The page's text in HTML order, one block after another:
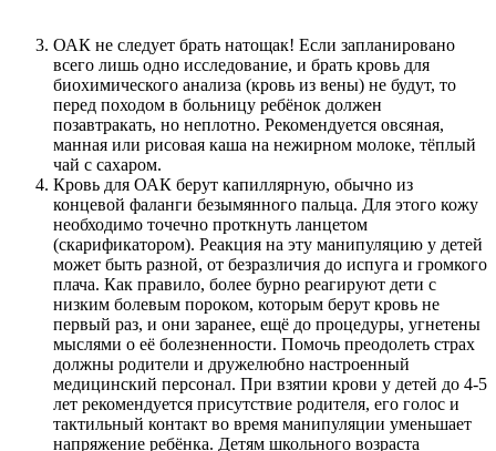
ОАК не следует брать натощак! Если запланировано
всего лишь одно исследование, и брать кровь для
биохимического анализа (кровь из вены) не будут, то
перед походом в больницу ребёнок должен
позавтракать, но неплотно. Рекомендуется овсяная,
манная или рисовая каша на нежирном молоке, тёплый
чай с сахаром.
Кровь для ОАК берут капиллярную, обычно из
концевой фаланги безымянного пальца. Для этого кожу
необходимо точечно проткнуть ланцетом
(скарификатором). Реакция на эту манипуляцию у детей
может быть разной, от безразличия до испуга и громкого
плача. Как правило, более бурно реагируют дети с
низким болевым пороком, которым берут кровь не
первый раз, и они заранее, ещё до процедуры, угнетены
мыслями о её болезненности. Помочь преодолеть страх
должны родители и дружелюбно настроенный
медицинский персонал. При взятии крови у детей до 4-5
лет рекомендуется присутствие родителя, его голос и
тактильный контакт во время манипуляции уменьшает
напряжение ребёнка. Детям школьного возраста